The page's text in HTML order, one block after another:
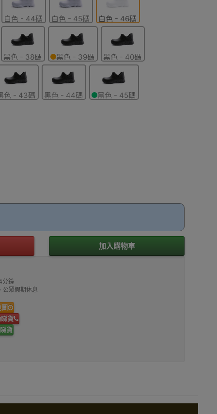
白色 - 44碼 白色 - 45碼 白色 - 46碼
黑色 - 38碼 黑色 - 39碼 黑色 - 40碼
色 - 43碼 黑色 - 44碼 黑色 - 45碼
加入購物車
分鐘
眾假期休息
貨
貨